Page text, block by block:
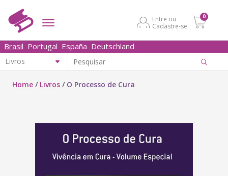
Entre ou
Cadastre-se
0
Brasil Portugal España Deutschland
Home / Livros / O Processo de Cura